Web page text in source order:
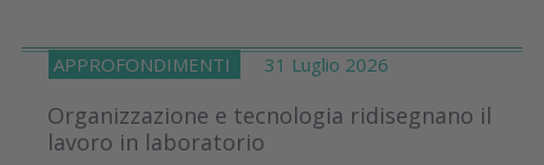
APPROFONDIMENTI 31 Luglio 2026
Organizzazione e tecnologia ridisegnano il
lavoro in laboratorio